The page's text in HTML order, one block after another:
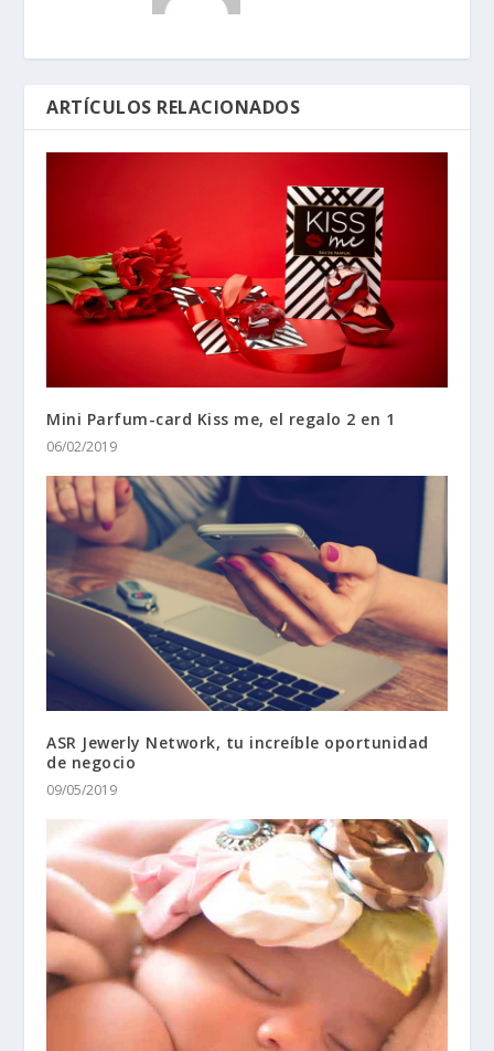
ARTÍCULOS RELACIONADOS
Mini Parfum-card Kiss me, el regalo 2 en 1
06/02/2019
ASR Jewerly Network, tu increíble oportunidad
de negocio
09/05/2019